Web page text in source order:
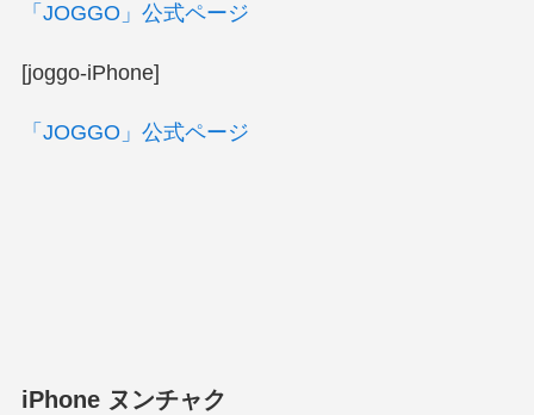
「JOGGO」公式ページ
[joggo-iPhone]
「JOGGO」公式ページ
iPhone ヌンチャク